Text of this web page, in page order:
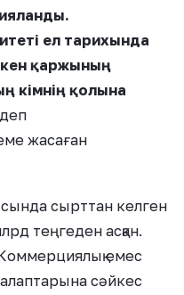
ел тарихында
қаржының
кімнің қолына
деп
жасаған
сырттан келген
теңгеден асқан.
емес
сәйкес